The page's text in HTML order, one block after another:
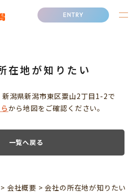
ENTRY
在地が知りたい
潟県新潟市東区粟山2丁目1-2で
から地図をご確認ください。
一覧へ戻る
> 会社概要 > 会社の所在地が知りたい